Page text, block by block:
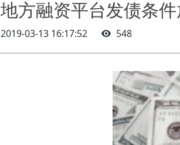
地方融资平台发债条件
2019-03-13 16:17:52 548